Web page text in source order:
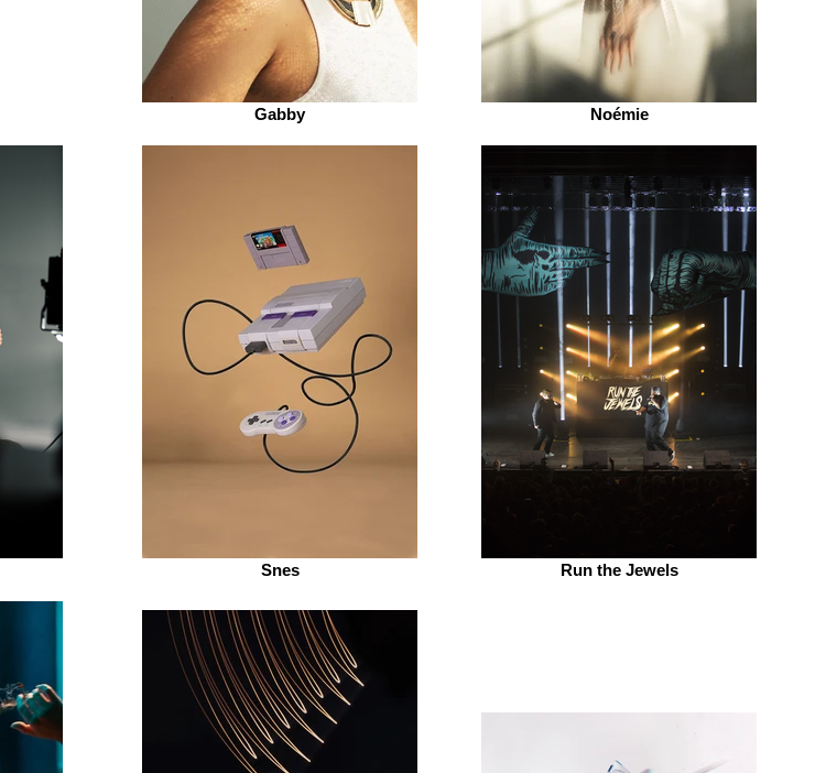
Gabby Noémie
Snes Run the Jewels